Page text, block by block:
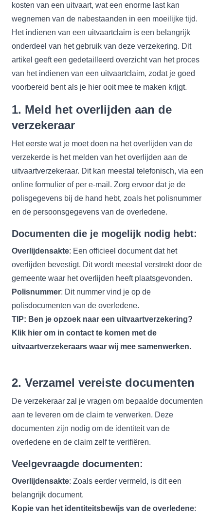
kosten van een uitvaart, wat een enorme last kan
wegnemen van de nabestaanden in een moeilijke tijd.
Het indienen van een uitvaartclaim is een belangrijk
onderdeel van het gebruik van deze verzekering. Dit
artikel geeft een gedetailleerd overzicht van het proces
van het indienen van een uitvaartclaim, zodat je goed
voorbereid bent als je hier ooit mee te maken krijgt.
1. Meld het overlijden aan de
verzekeraar
Het eerste wat je moet doen na het overlijden van de
verzekerde is het melden van het overlijden aan de
uitvaartverzekeraar. Dit kan meestal telefonisch, via een
online formulier of per e-mail. Zorg ervoor dat je de
polisgegevens bij de hand hebt, zoals het polisnummer
en de persoonsgegevens van de overledene.
Documenten die je mogelijk nodig hebt:
Overlijdensakte: Een officieel document dat het
overlijden bevestigt. Dit wordt meestal verstrekt door de
gemeente waar het overlijden heeft plaatsgevonden.
Polisnummer: Dit nummer vind je op de
polisdocumenten van de overledene.
TIP: Ben je opzoek naar een uitvaartverzekering?
Klik hier om in contact te komen met de
uitvaartverzekeraars waar wij mee samenwerken.
2. Verzamel vereiste documenten
De verzekeraar zal je vragen om bepaalde documenten
aan te leveren om de claim te verwerken. Deze
documenten zijn nodig om de identiteit van de
overledene en de claim zelf te verifiëren.
Veelgevraagde documenten:
Overlijdensakte: Zoals eerder vermeld, is dit een
belangrijk document.
Kopie van het identiteitsbewijs van de overledene: